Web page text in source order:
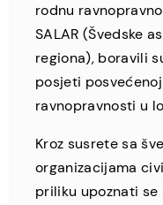
rodnu
SALAR (Švedske
regiona), boravili
posjeti
ravnopravnosti u
Kroz susrete sa
organizacijama
priliku upoznati